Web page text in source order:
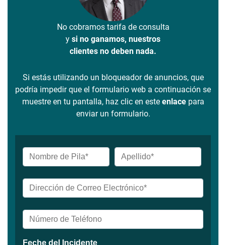
No cobramos tarifa de consulta
y si no ganamos, nuestros
clientes no deben nada.
Si estás utilizando un bloqueador de anuncios, que
podría impedir que el formulario web a continuación se
muestre en tu pantalla, haz clic en este enlacepara
enviar un formulario.